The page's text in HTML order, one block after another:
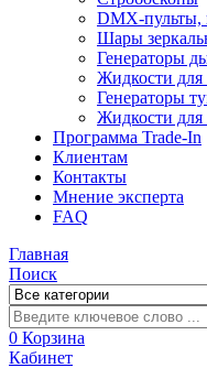
DMX-пульты,
Шары
Генераторы
Жидкости для
Генераторы
Жидкости для
Программа Trade-In
Клиентам
Контакты
Мнение эксперта
FAQ
Главная
Поиск
0 Корзина
Кабинет